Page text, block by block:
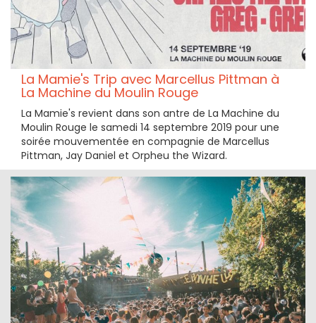
La Mamie's Trip avec Marcellus Pittman à
La Machine du Moulin Rouge
La Mamie's revient dans son antre de La Machine du
Moulin Rouge le samedi 14 septembre 2019 pour une
soirée mouvementée en compagnie de Marcellus
Pittman, Jay Daniel et Orpheu the Wizard.